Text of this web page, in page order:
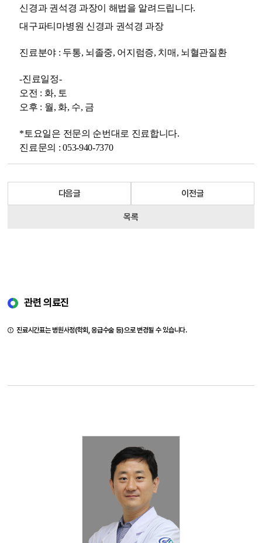
신경과 권석경 과장이 해법을 알려드립니다.
대구파티마병원 신경과 권석경 과장
진료분야 : 두통, 뇌졸중, 어지럼증, 치매, 뇌혈관질환
-진료일정-
오전 : 화, 토
오후 : 월, 화, 수, 금
*토요일은 전문의 순번대로 진료합니다.
진료문의 : 053-940-7370
다음글 이전글
목록
관련 의료진
진료시간표는 병원사정(학회, 응급수술 등)으로 변경될 수 있습니다.